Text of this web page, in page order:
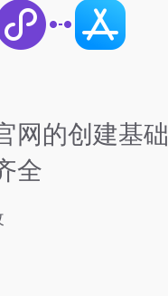
网的创建基础
全